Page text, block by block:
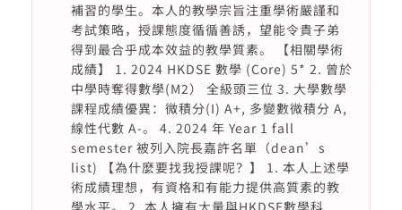
補習的學生。本人的教學宗旨注重學術嚴謹和
考試策略，授課態度循循善誘，望能令貴子弟
得到最合乎成本效益的教學質素。 【相關學術
成績】 1. 2024 HKDSE 數學 (Core) 5* 2. 曾於
中學時奪得數學(M2） 全級頭三位 3. 大學數學
課程成績優異：微積分(I) A+, 多變數微積分 A,
線性代數 A-。 4. 2024 年 Year 1 fall
semester 被列入院長嘉許名單（dean’s
list) 【為什麼要找我授課呢？】 1. 本人上述學
術成績理想，有資格和有能力提供高質素的教
學水平。 2. 本人擁有大量與HKDSE數學科